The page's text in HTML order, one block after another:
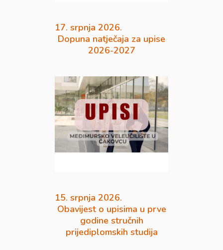
17. srpnja 2026.
Dopuna natječaja za upise
2026-2027
15. srpnja 2026.
Obavijest o upisima u prve
godine stručnih
prijediplomskih studija